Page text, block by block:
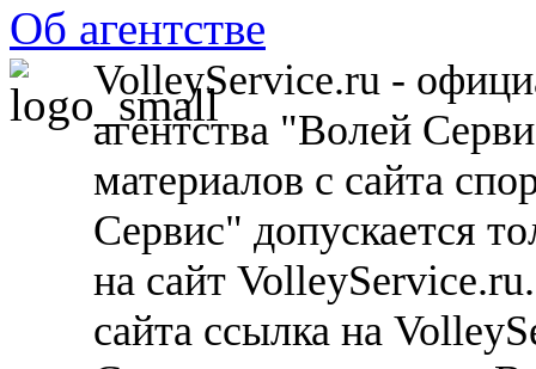
Об агентстве
VolleyService.ru -
агентства "Волей
материалов с сайта
Сервис" допускается
на сайт
сайта ссылка на